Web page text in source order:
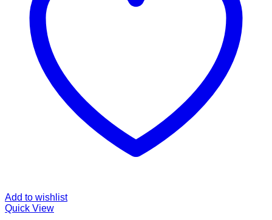
Add to wishlist
Quick View